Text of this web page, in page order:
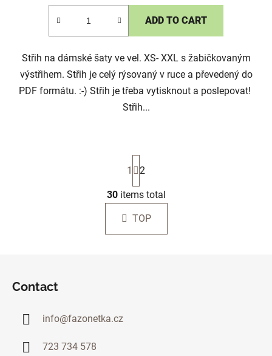
ADD TO CART
Střih na dámské šaty ve vel. XS- XXL s žabičkovaným
výstřihem. Střih je celý rýsovaný v ruce a převedený do
PDF formátu. :-) Střih je třeba vytisknout a poslepovat!
Střih...
L
i
a
g
i
n
a
1 2
30items total
TOP
Contact
info@fazonetka.cz
723 734 578